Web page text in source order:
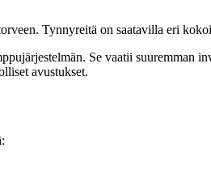
Tynnyreitä on saatavilla eri
Se vaatii suuremman
avustukset.